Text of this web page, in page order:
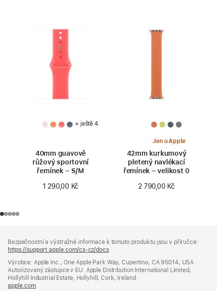
+ ještě 4
40mm guavově
růžový sportovní
řemínek – S/M
1 290,00 Kč
Jen u Apple
42mm kurkumový
pletený navlékací
řemínek – velikost 0
2 790,00 Kč
Bezpečnostní a výstražné informace k tomuto produktu jsou v příručce:
https://support.apple.com/cs-cz/docs(otevře
v novém
okně)
Výrobce: Apple Inc., One Apple Park Way, Cupertino, CA 95014, USA
Autorizovaný zástupce v EU: Apple Distribution International Limited,
Hollyhill Industrial Estate, Hollyhill, Cork, Ireland
apple.com(otevře